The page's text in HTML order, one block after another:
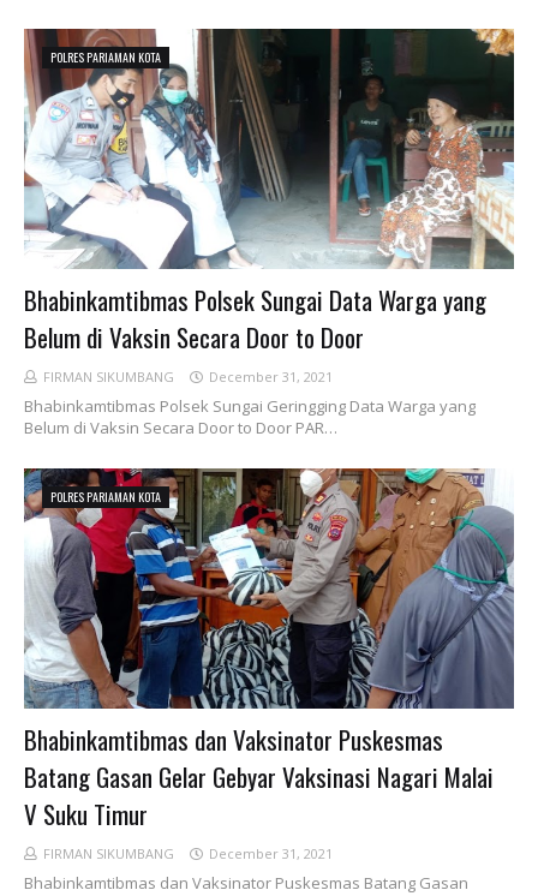
POLRES PARIAMAN KOTA
Bhabinkamtibmas Polsek Sungai Data Warga yang
Belum di Vaksin Secara Door to Door
FIRMAN SIKUMBANG December 31, 2021
Bhabinkamtibmas Polsek Sungai Geringging Data Warga yang
Belum di Vaksin Secara Door to Door PAR…
POLRES PARIAMAN KOTA
Bhabinkamtibmas dan Vaksinator Puskesmas
Batang Gasan Gelar Gebyar Vaksinasi Nagari Malai
V Suku Timur
FIRMAN SIKUMBANG December 31, 2021
Bhabinkamtibmas dan Vaksinator Puskesmas Batang Gasan